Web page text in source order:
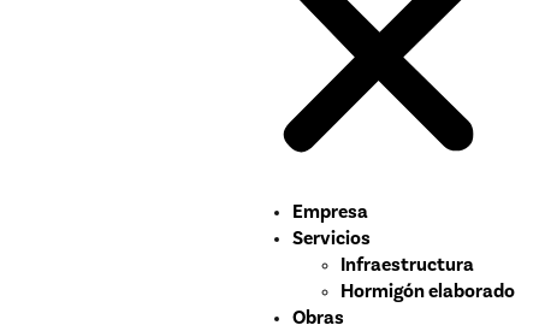
Empresa
Servicios
Infraestructura
Hormigón elaborado
Obras